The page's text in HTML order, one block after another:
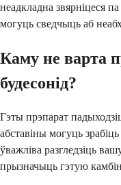
неадкладна звярніцеся
могуць сведчыць аб
Каму не варта
будесонід?
Гэты прэпарат
абставіны могуць
ўважліва разгледзіць
прызначыць гэтую